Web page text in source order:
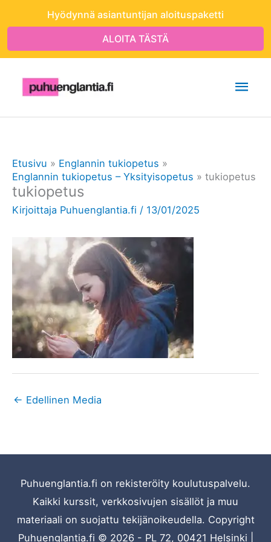
sisältöön
Hyödynnä asiantuntijan aloituspaketti
ALOITA TÄSTÄ
Etusivu
Englannin tukiopetus
Englannin tukiopetus – Yksityisopetus
tukiopetus
tukiopetus
Kirjoittaja Puhuenglantia.fi / 13/01/2025
← Edellinen Media
Puhuenglantia.fi on rekisteröity koulutuspalvelu.
Kaikki kurssit, verkkosivujen sisällöt ja muu
materiaali on suojattu tekijänoikeudella. Copyright
Puhuenglantia.fi © 2026 - PL 72, 00421 Helsinki |